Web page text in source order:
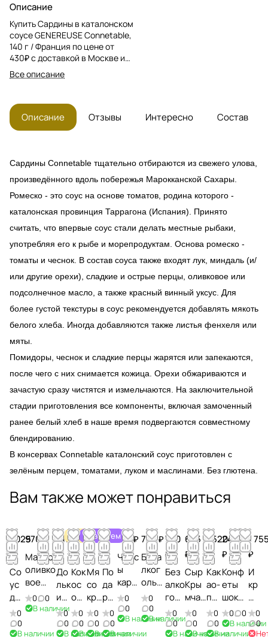
Описание
Купить Сардины в каталонском
соусе GENEREUSE Connetable,
140 г / Франция по цене от
430₽ с доставкой в Москве и
МО. Отправка в другие
регионы через СДЭК.
Все описание
Описание Отзывы Интересно Состав
Сардины Connetable тщательно отбираются из свежего улова,
произведённого вдоль побережья Марокканской Сахары. ⠀⁣⁣⠀
⁣⁣Ромеско - это соус на основе томатов, родина которого -
каталонская провинция Таррагона (Испания). Принято
считать, что впервые соус стали делать местные рыбаки,
употребляя его к рыбе и морепродуктам. ⁣⁣⁣⁣Основа ромеско -
томаты и чеснок. В состав соуса также входят лук, миндаль (и/
или другие орехи), сладкие и острые перцы, оливковое или
подсолнечное масло, а также красный винный уксус. Для
более густой текстуры в соус рекомендуется добавлять мякоть
белого хлеба. Иногда добавляются также листья фенхеля или
мяты.⁣⁣⠀
⁣⁣Помидоры, чеснок и сладкие перцы жарятся или запекаются,
после чего с них снимается кожица. Орехи обжариваются и
зачастую сразу чистятся и измельчаются. На заключительной
стадии приготовления все компоненты, включая замоченный
ранее белый хлеб в наше время подвергаются совместному
блендированию.⁣⁣⠀
⁣⁣В консервах Connetable каталонский соус приготовлен с
зелёным перцем, томатами, луком и маслинами.⁣⁣ Без глютена.
Вам также может понравиться
1 025
₽
Со
ус
дл
я
пи
0
0
В наличии
970 ₽
Масло
оливко
вое
первог
о
ного
0
0
В наличии
Акция
1 100
₽
До
льк
и
ли
мо
0
0
В наличии
Советуем
3 690
₽
Кок
ос
ов
ые
ша
0
0
В наличии
1 750
₽
Мя
со
кра
ба
Ка
0
0
В наличии
5 850
₽
По
да
ро
чн
ый
0
0
В наличии
512 ₽
Чипс
ы
карт
офел
ьные
со
вкус
0
0
В наличии
750 ₽
Беза
лког
ольн
ый
праз
днич
ный
0
0
В наличии
750
₽
Без
алко
голь
ный
пра
0
0
В наличии
625
₽
Сыр
Кры
мчан
ин с
кры
0
0
В наличии
1 520
₽
Как
ао-
по
ро
шо
0
0
В наличии
24 800
₽
Конф
еты
шоко
ладн
ые
0
0
В наличии
1
₽
И
кр
а
л
о
0
0